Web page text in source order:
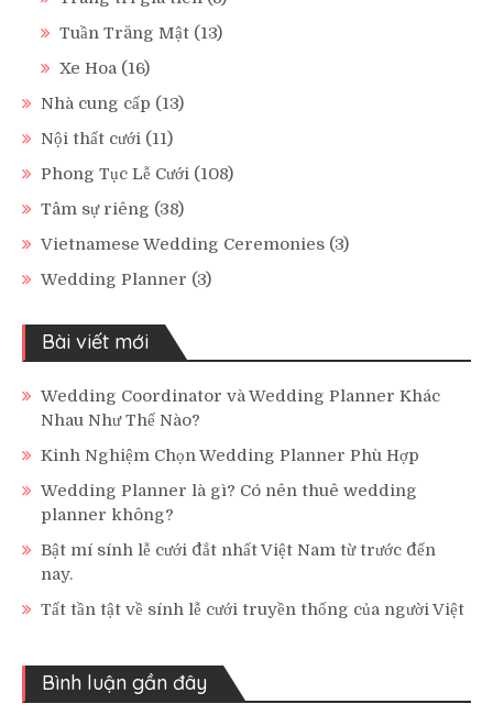
Tuần Trăng Mật (13)
Xe Hoa (16)
Nhà cung cấp (13)
Nội thất cưới (11)
Phong Tục Lễ Cưới (108)
Tâm sự riêng (38)
Vietnamese Wedding Ceremonies (3)
Wedding Planner (3)
Bài viết mới
Wedding Coordinator và Wedding Planner Khác
Nhau Như Thế Nào?
Kinh Nghiệm Chọn Wedding Planner Phù Hợp
Wedding Planner là gì? Có nên thuê wedding
planner không?
Bật mí sính lễ cưới đắt nhất Việt Nam từ trước đến
nay.
Tất tần tật về sính lễ cưới truyền thống của người Việt
Bình luận gần đây